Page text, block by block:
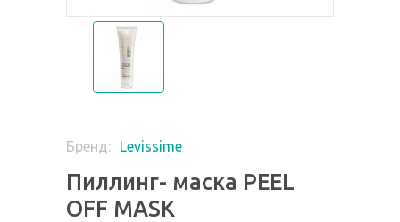
Бренд: Levissime
Пиллинг- маска PEEL
OFF MASK